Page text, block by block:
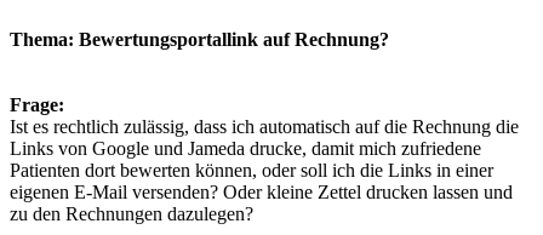
Thema: Bewertungsportallink auf Rechnung?
Frage:
Ist es rechtlich zulässig, dass ich automatisch auf die Rechnung die
Links von Google und Jameda drucke, damit mich zufriedene
Patienten dort bewerten können, oder soll ich die Links in einer
eigenen E-Mail versenden? Oder kleine Zettel drucken lassen und
zu den Rechnungen dazulegen?